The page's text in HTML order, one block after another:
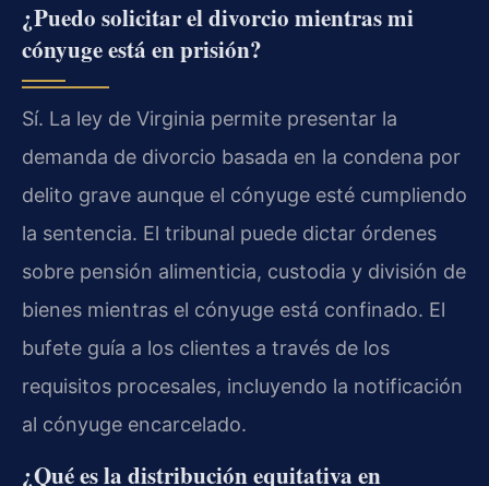
¿Puedo solicitar el divorcio mientras mi
cónyuge está en prisión?
Sí. La ley de Virginia permite presentar la
demanda de divorcio basada en la condena por
delito grave aunque el cónyuge esté cumpliendo
la sentencia. El tribunal puede dictar órdenes
sobre pensión alimenticia, custodia y división de
bienes mientras el cónyuge está confinado. El
bufete guía a los clientes a través de los
requisitos procesales, incluyendo la notificación
al cónyuge encarcelado.
¿Qué es la distribución equitativa en